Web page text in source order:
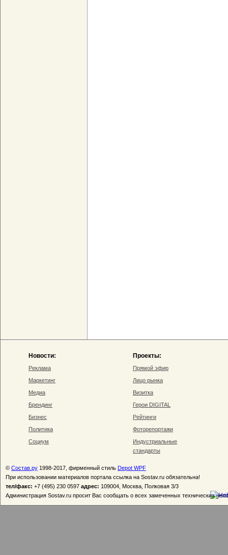
Новости:
Реклама
Маркетинг
Медиа
Брендинг
Бизнес
Политика
Социум
Проекты:
Прямой эфир
Лицо рынка
Визитка
Герои DIGITAL
Рейтинги
Фоторепортажи
Индустриальные
стандарты
© Состав.ру 1998-2017, фирменный стиль Depot WPF
При использовании материалов портала ссылка на Sostav.ru обязательна!
тел/факс: +7 (495) 230 0597 адрес: 109004, Москва, Полковая 3/3
Администрация Sostav.ru просит Вас сообщать о всех замеченных технических